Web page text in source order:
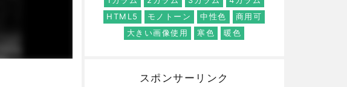
HTML5
モノトーン 中性色
商用可
大きい画像使用
寒色 暖色
スポンサーリンク